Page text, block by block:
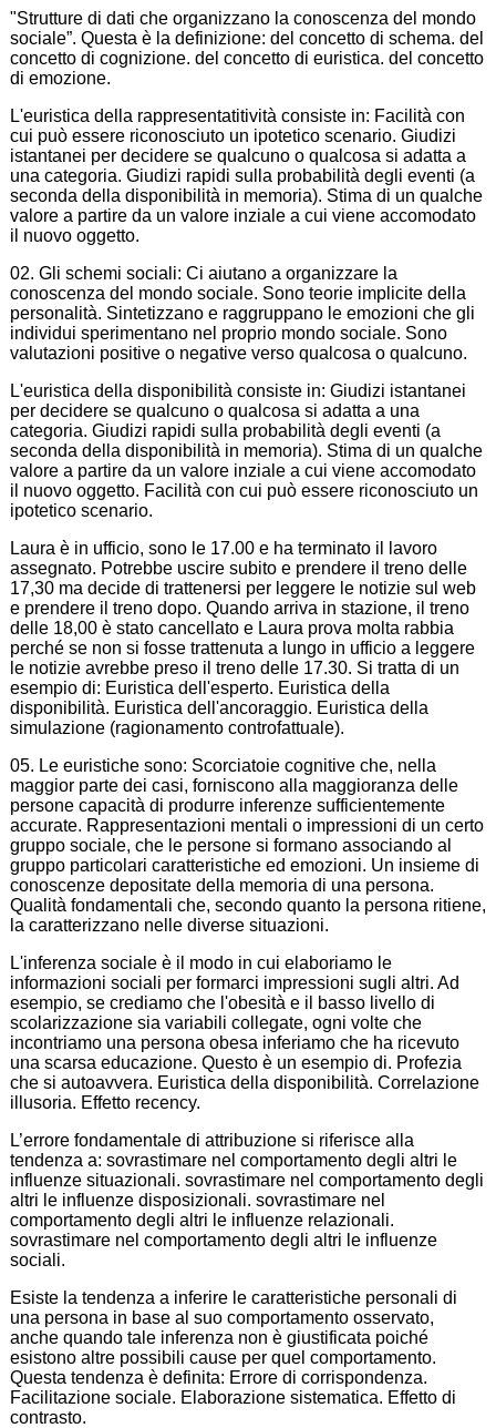
"Strutture di dati che organizzano la conoscenza del mondo
sociale”. Questa è la definizione: del concetto di schema. del
concetto di cognizione. del concetto di euristica. del concetto
di emozione.
L'euristica della rappresentatitività consiste in: Facilità con
cui può essere riconosciuto un ipotetico scenario. Giudizi
istantanei per decidere se qualcuno o qualcosa si adatta a
una categoria. Giudizi rapidi sulla probabilità degli eventi (a
seconda della disponibilità in memoria). Stima di un qualche
valore a partire da un valore inziale a cui viene accomodato
il nuovo oggetto.
02. Gli schemi sociali: Ci aiutano a organizzare la
conoscenza del mondo sociale. Sono teorie implicite della
personalità. Sintetizzano e raggruppano le emozioni che gli
individui sperimentano nel proprio mondo sociale. Sono
valutazioni positive o negative verso qualcosa o qualcuno.
L'euristica della disponibilità consiste in: Giudizi istantanei
per decidere se qualcuno o qualcosa si adatta a una
categoria. Giudizi rapidi sulla probabilità degli eventi (a
seconda della disponibilità in memoria). Stima di un qualche
valore a partire da un valore inziale a cui viene accomodato
il nuovo oggetto. Facilità con cui può essere riconosciuto un
ipotetico scenario.
Laura è in ufficio, sono le 17.00 e ha terminato il lavoro
assegnato. Potrebbe uscire subito e prendere il treno delle
17,30 ma decide di trattenersi per leggere le notizie sul web
e prendere il treno dopo. Quando arriva in stazione, il treno
delle 18,00 è stato cancellato e Laura prova molta rabbia
perché se non si fosse trattenuta a lungo in ufficio a leggere
le notizie avrebbe preso il treno delle 17.30. Si tratta di un
esempio di: Euristica dell'esperto. Euristica della
disponibilità. Euristica dell'ancoraggio. Euristica della
simulazione (ragionamento controfattuale).
05. Le euristiche sono: Scorciatoie cognitive che, nella
maggior parte dei casi, forniscono alla maggioranza delle
persone capacità di produrre inferenze sufficientemente
accurate. Rappresentazioni mentali o impressioni di un certo
gruppo sociale, che le persone si formano associando al
gruppo particolari caratteristiche ed emozioni. Un insieme di
conoscenze depositate della memoria di una persona.
Qualità fondamentali che, secondo quanto la persona ritiene,
la caratterizzano nelle diverse situazioni.
L'inferenza sociale è il modo in cui elaboriamo le
informazioni sociali per formarci impressioni sugli altri. Ad
esempio, se crediamo che l'obesità e il basso livello di
scolarizzazione sia variabili collegate, ogni volte che
incontriamo una persona obesa inferiamo che ha ricevuto
una scarsa educazione. Questo è un esempio di. Profezia
che si autoavvera. Euristica della disponibilità. Correlazione
illusoria. Effetto recency.
L’errore fondamentale di attribuzione si riferisce alla
tendenza a: sovrastimare nel comportamento degli altri le
influenze situazionali. sovrastimare nel comportamento degli
altri le influenze disposizionali. sovrastimare nel
comportamento degli altri le influenze relazionali.
sovrastimare nel comportamento degli altri le influenze
sociali.
Esiste la tendenza a inferire le caratteristiche personali di
una persona in base al suo comportamento osservato,
anche quando tale inferenza non è giustificata poiché
esistono altre possibili cause per quel comportamento.
Questa tendenza è definita: Errore di corrispondenza.
Facilitazione sociale. Elaborazione sistematica. Effetto di
contrasto.